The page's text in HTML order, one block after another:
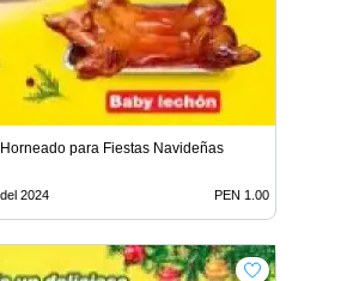
para Fiestas Navideñas
2024 PEN 1.00